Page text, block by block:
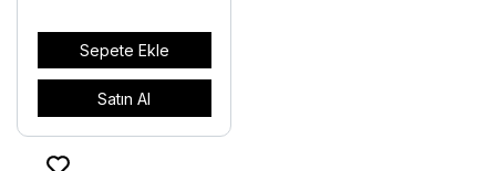
Sepete Ekle
Satın Al